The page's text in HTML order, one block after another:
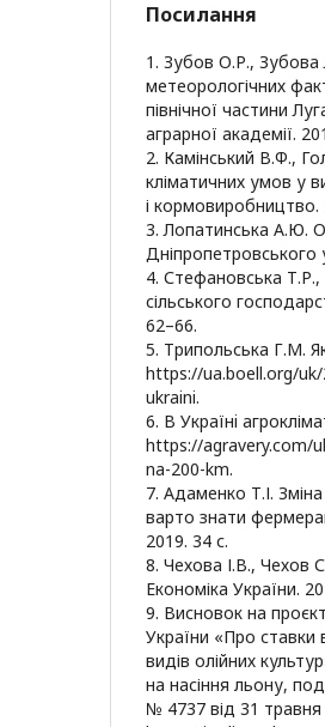
Посилання
1. Зубов О.Р.,
метеорологічних
північної частини
аграрної академії.
2. Камінський В.Ф.,
кліматичних умов у
і кормовиробництво.
3. Лопатинська А.Ю.
Дніпропетровського
4. Стефановська Т.Р.,
сільського
62–66.
5. Трипольська Г.М.
https://ua.boell.org/
ukraini.
6. В Українi
https://agravery.com/
na-200-km.
7. Адаменко Т.І.
варто знати
2019. 34 с.
8. Чехова І.В., Чехов
Економіка України.
9. Висновок на
України «Про ставки
видів олійних
на насіння льону,
№ 4737 від 31 травня